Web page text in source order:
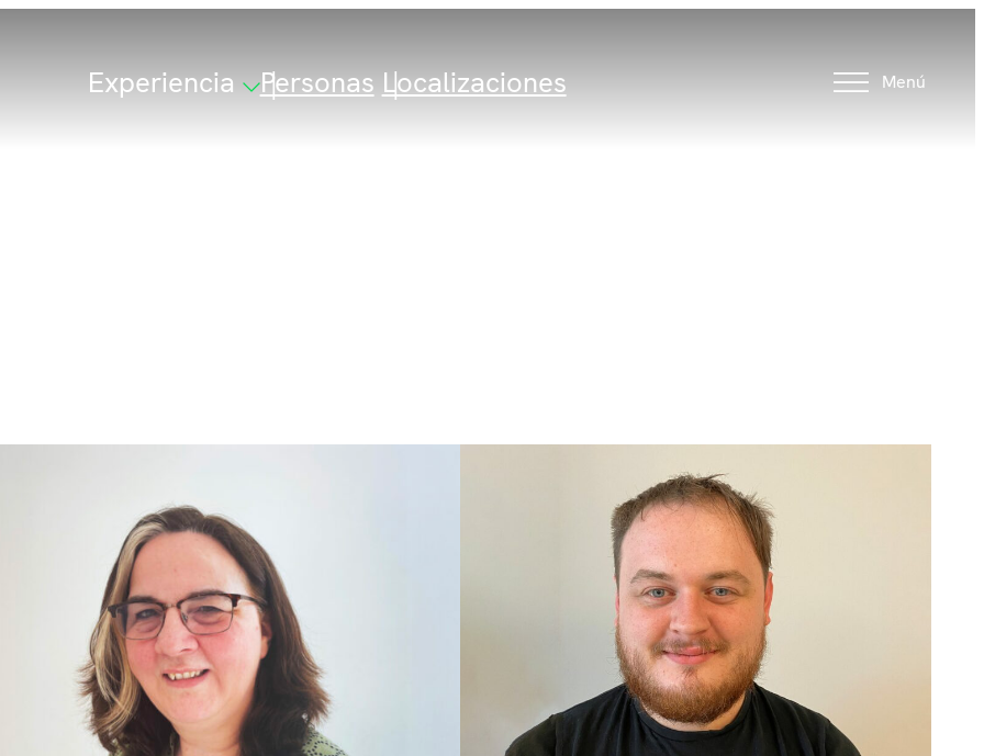
Experiencia Personas Localizaciones Menú